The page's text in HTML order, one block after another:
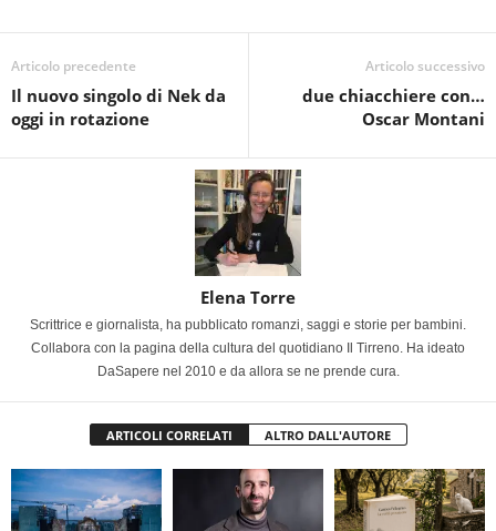
Articolo precedente
Il nuovo singolo di Nek da
oggi in rotazione
Articolo successivo
due chiacchiere con…
Oscar Montani
Elena Torre
Scrittrice e giornalista, ha pubblicato romanzi, saggi e storie per bambini.
Collabora con la pagina della cultura del quotidiano Il Tirreno. Ha ideato
DaSapere nel 2010 e da allora se ne prende cura.
ARTICOLI CORRELATI ALTRO DALL'AUTORE